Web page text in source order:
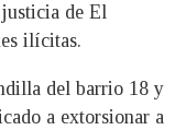
de El
ilícitas.
del barrio 18 y
a extorsionar a